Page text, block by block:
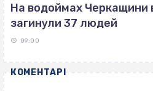
На водоймах Черкащини
загинули 37 людей
09:00
КОМЕНТАРІ